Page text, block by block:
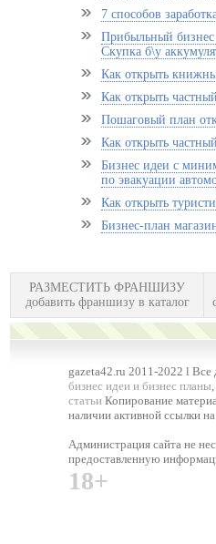
7 способов
Прибыльный
Скупка б\у
Как открыть
Как открыть
Пошаговый план
Как открыть
Бизнес идеи с
по эвакуации
Как открыть
Бизнес-план
РАЗМЕСТИТЬ ФРАНШИЗУ
добавить франшизу в каталог
gazeta42.ru 2011-2022 l Все
бизнес идеи и бизнес планы
статьи Копирование
наличии активной ссылки на
Администрация сайта не
предоставленную
18+